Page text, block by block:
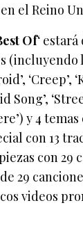
el Reino
Of‘
‘Creep’,
Song’,
y 4 temas
con 13
con 29
29
videos